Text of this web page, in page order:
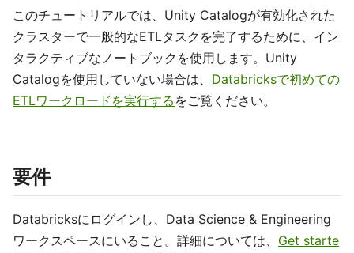
このチュートリアルでは、Unity Catalogが有効化された
クラスターで一般的なETLタスクを完了するために、イン
タラクティブなノートブックを使用します。Unity
Catalogを使用していない場合は、 Databricksで初めての
ETLワークロードを実行する をご覧ください。
要件
Databricksにログインし、Data Science & Engineering
ワークスペースにいること。詳細については、 Get starte